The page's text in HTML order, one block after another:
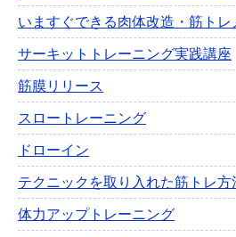
いますぐできる肉体改造・筋トレ
サーキットトレーニング実践講座
筋膜リリース
スロートレーニング
ドローイン
テクニックを取り入れた筋トレ方
体力アップトレーニング